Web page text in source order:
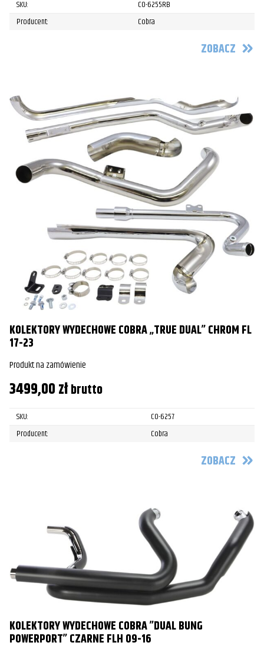
SKU:
CO-6255RB
Producent:
Cobra
ZOBACZ
KOLEKTORY WYDECHOWE COBRA „TRUE DUAL” CHROM FL
17-23
Produkt na zamówienie
3499,00złbrutto
SKU:
CO-6257
Producent:
Cobra
ZOBACZ
KOLEKTORY WYDECHOWE COBRA ”DUAL BUNG
POWERPORT” CZARNE FLH 09-16